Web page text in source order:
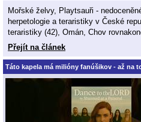
Mořské želvy, Playtsauři -
herpetologie a teraristiky v České
teraristiky (42), Omán, Chov
Přejít na článek
Táto kapela má milióny fanúšikov - až na